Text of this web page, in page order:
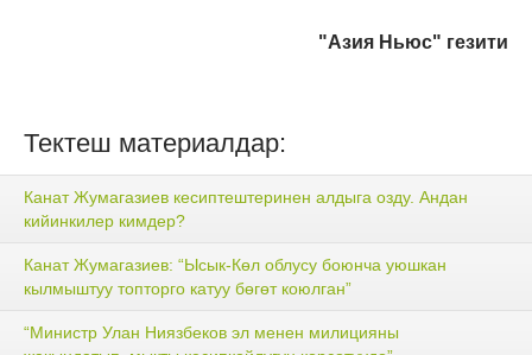
"Азия Ньюс" гезити
Тектеш материалдар:
Канат Жумагазиев кесиптештеринен алдыга озду. Андан
кийинкилер кимдер?
Канат Жумагазиев: “Ысык-Көл облусу боюнча уюшкан
кылмыштуу топторго катуу бөгөт коюлган”
“Министр Улан Ниязбеков эл менен милицияны